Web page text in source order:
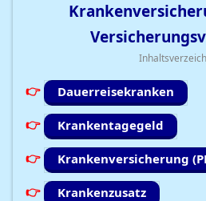
Dauerreisekranken
Krankentagegeld
Krankenversicherung
Krankenzusatz